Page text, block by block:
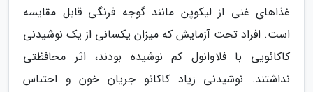
غذاهای غنی از لیکوپن مانند گوجه فرنگی قابل مقایسه
است. افراد تحت آزمایش که میزان یکسانی از یک نوشیدنی
کاکائویی با فلاوانول کم نوشیده بودند، اثر محافظتی
نداشتند. نوشیدنی زیاد کاکائو جریان خون و احتباس